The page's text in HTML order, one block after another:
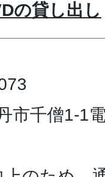
の貸し出し
市千僧1-1